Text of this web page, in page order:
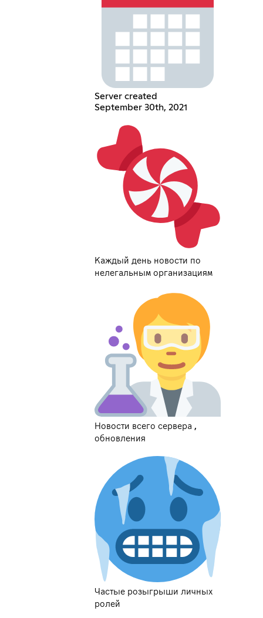
Server created
September 30th, 2021
Каждый день новости по
нелегальным организациям
Новости всего сервера ,
обновления
Частые розыгрыши личных
ролей